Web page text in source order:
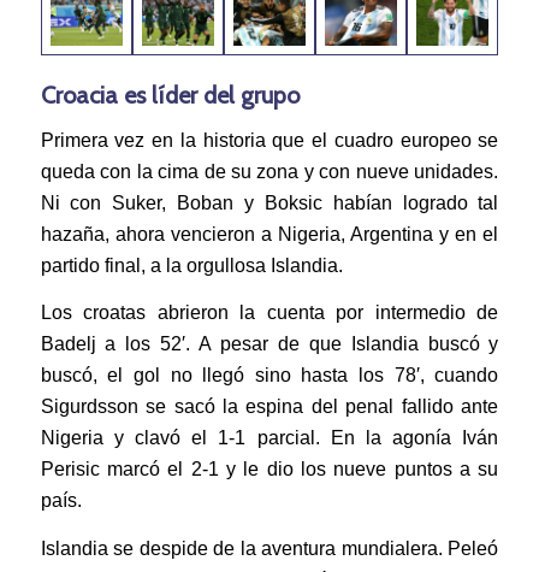
Croacia es líder del grupo
Primera vez en la historia que el cuadro europeo se
queda con la cima de su zona y con nueve unidades.
Ni con Suker, Boban y Boksic habían logrado tal
hazaña, ahora vencieron a Nigeria, Argentina y en el
partido final, a la orgullosa Islandia.
Los croatas abrieron la cuenta por intermedio de
Badelj a los 52′. A pesar de que Islandia buscó y
buscó, el gol no llegó sino hasta los 78′, cuando
Sigurdsson se sacó la espina del penal fallido ante
Nigeria y clavó el 1-1 parcial. En la agonía Iván
Perisic marcó el 2-1 y le dio los nueve puntos a su
país.
Islandia se despide de la aventura mundialera. Peleó